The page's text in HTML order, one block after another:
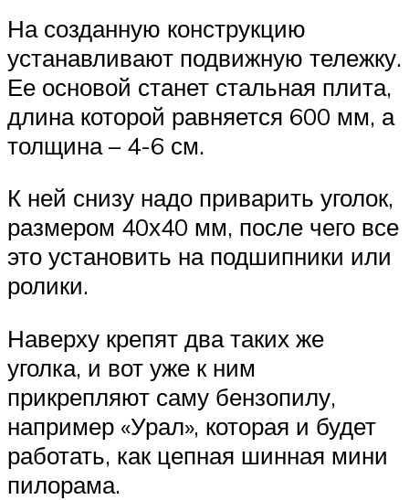
На созданную конструкцию
устанавливают подвижную тележку.
Ее основой станет стальная плита,
длина которой равняется 600 мм, а
толщина – 4-6 см.
К ней снизу надо приварить уголок,
размером 40х40 мм, после чего все
это установить на подшипники или
ролики.
Наверху крепят два таких же
уголка, и вот уже к ним
прикрепляют саму бензопилу,
например «Урал», которая и будет
работать, как цепная шинная мини
пилорама.